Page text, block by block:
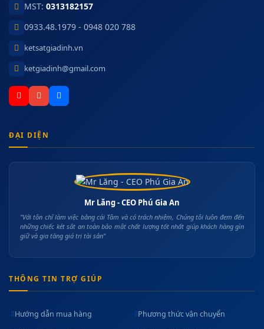
MST: 0313182157
0933.48.1979 - 0948 020 788
ketsatgiadinh.vn
ketgiadinh@gmail.com
ĐẠI DIỆN
Mr Lăng - CEO Phú Gia An
"Với tôn chỉ làm việc bằng cái Tâm và có trách nhiệm, Chúng tôi luôn đem đến
những chiếc két sắt an toàn bảo mật chất lượng tốt nhất giúp khách hàng gìn
giữ và gia tăng giá trị tài sản"
THÔNG TIN TRỢ GIÚP
Hướng dẫn mua hàng Phương thức vận chuyển